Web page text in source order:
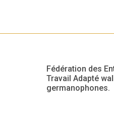
Fédération des
Travail Adapté
germanophones.